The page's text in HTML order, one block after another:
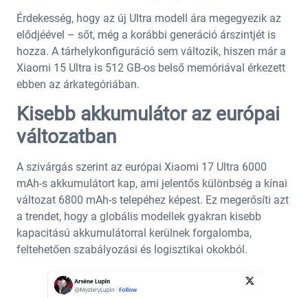
Érdekesség, hogy az új Ultra modell ára megegyezik az
elődjéével – sőt, még a korábbi generáció árszintjét is
hozza. A tárhelykonfiguráció sem változik, hiszen már a
Xiaomi 15 Ultra is 512 GB-os belső memóriával érkezett
ebben az árkategóriában.
Kisebb akkumulátor az európai
változatban
A szivárgás szerint az európai Xiaomi 17 Ultra 6000
mAh-s akkumulátort kap, ami jelentős különbség a kínai
változat 6800 mAh-s telepéhez képest. Ez megerősíti azt
a trendet, hogy a globális modellek gyakran kisebb
kapacitású akkumulátorral kerülnek forgalomba,
feltehetően szabályozási és logisztikai okokból.